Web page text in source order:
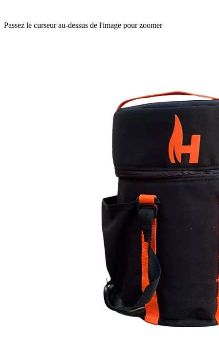
Passez le curseur au-dessus de l'image pour zoomer